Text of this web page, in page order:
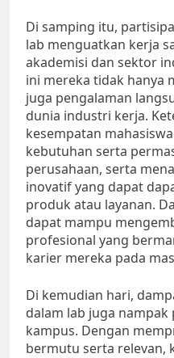
Di samping itu,
lab menguatkan kerja
akademisi dan sektor
ini mereka tidak hanya
juga pengalaman
dunia industri kerja.
kesempatan
kebutuhan serta
perusahaan, serta
inovatif yang dapat
produk atau layanan.
dapat mampu
profesional yang
karier mereka pada
Di kemudian hari,
dalam lab juga
kampus. Dengan
bermutu serta relevan,